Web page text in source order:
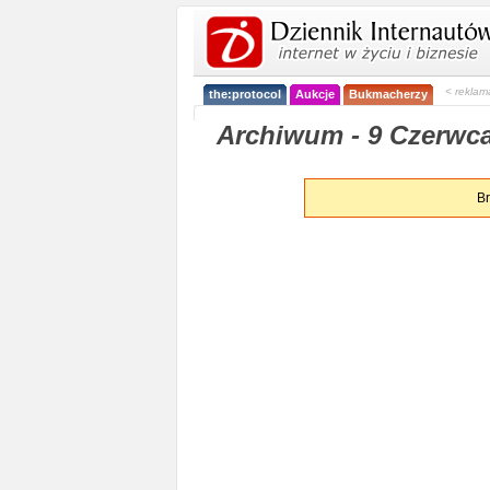
the:protocol Aukcje Bukmacherzy <
Archiwum - 9